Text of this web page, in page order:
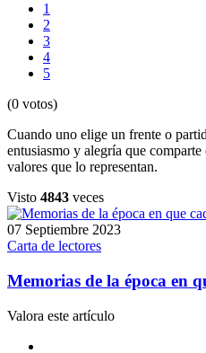
1
2
3
4
5
(0 votos)
Cuando uno elige un frente o
entusiasmo y alegría que
valores que lo representan.
Visto 4843 veces
07 Septiembre 2023
Carta de lectores
Memorias de la época en
Valora este artículo